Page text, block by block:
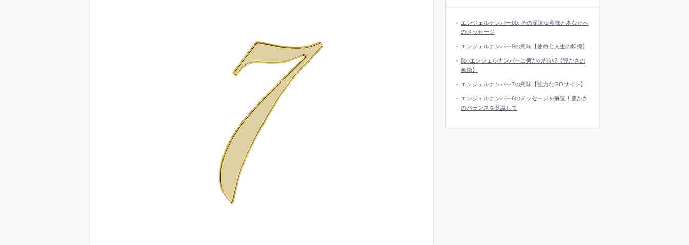
エンジェルナンバー00: その深遠な意味とあなたへ
のメッセージ
エンジェルナンバー9の意味【使命と人生の転機】
8のエンジェルナンバーは何かの前兆?【豊かさの
象徴】
エンジェルナンバー7の意味【強力なGOサイン】
エンジェルナンバー6のメッセージを解読！豊かさ
のバランスを意識して